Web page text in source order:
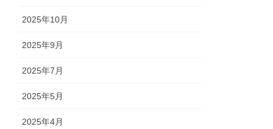
2025年10月
2025年9月
2025年7月
2025年5月
2025年4月